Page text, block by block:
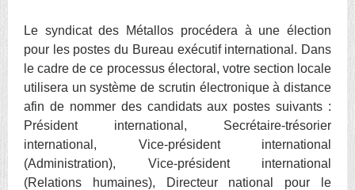
Le syndicat des Métallos procédera à une élection
pour les postes du Bureau exécutif international. Dans
le cadre de ce processus électoral, votre section locale
utilisera un système de scrutin électronique à distance
afin de nommer des candidats aux postes suivants :
Président international, Secrétaire-trésorier
international, Vice-président international
(Administration), Vice-président international
(Relations humaines), Directeur national pour le